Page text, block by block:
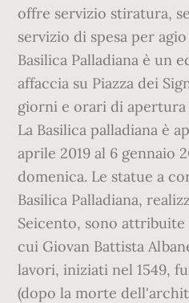
offre servizio stiratura,
servizio di spesa per
Basilica Palladiana è un
affaccia su Piazza dei
giorni e orari di apertura
La Basilica palladiana è
aprile 2019 al 6 gennaio
domenica. Le statue a
Basilica Palladiana,
Seicento, sono
cui Giovan Battista
lavori, iniziati nel 1549,
(dopo la morte